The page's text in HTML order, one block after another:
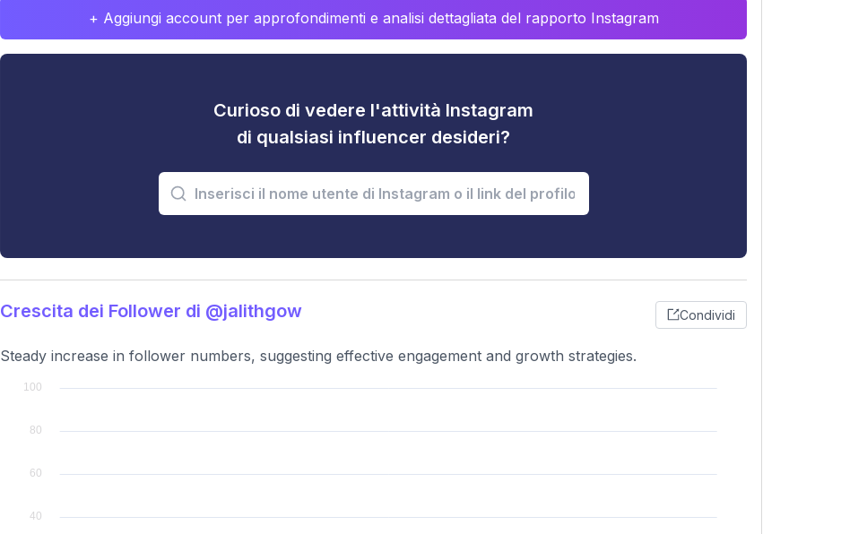
+ Aggiungi account per approfondimenti e analisi dettagliata del rapporto Instagram
Curioso di vedere l'attività Instagram
di qualsiasi influencer desideri?
Crescita dei Follower di @jalithgow Condividi
Steady increase in follower numbers, suggesting effective engagement and growth strategies.